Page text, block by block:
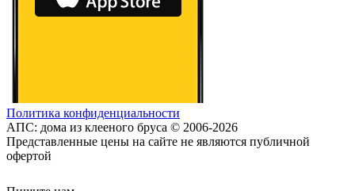
Политика конфиденциальности
АПС: дома из клееного бруса © 2006-2026
Представленные цены на сайте не являются публичной
офертой